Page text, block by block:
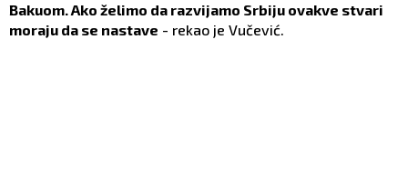
Bakuom. Ako želimo da razvijamo Srbiju ovakve stvari
moraju da se nastave - rekao je Vučević.